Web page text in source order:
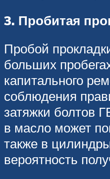
3. Пробитая
Пробой
больших
капитального
соблюдения
затяжки болтов
в масло может
также в
вероятность